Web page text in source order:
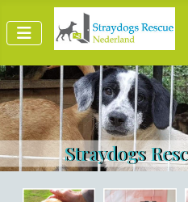
Straydogs